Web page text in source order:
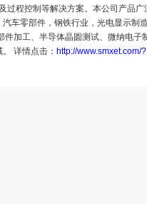
过程控制等解决方案。本公司产品广
车零部件，钢铁行业，光电显示制
件加工、半导体晶圆测试、微纳电子
详情点击： http://www.smxet.com/?